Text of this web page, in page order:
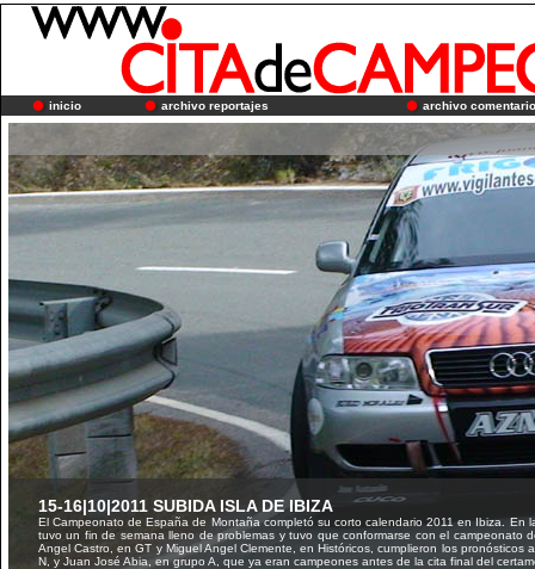
inicio archivo reportajes archivo
15-16|10|2011 SUBIDA ISLA DE IBIZA
El Campeonato de España de Montaña completó su corto calendario 2011 en Ibiza.
tuvo un fin de semana lleno de problemas y tuvo que conformarse con el
Angel Castro, en GT y Miguel Angel Clemente, en Históricos, cumplieron los
N, y Juan José Abia, en grupo A, que ya eran campeones antes de la cita final del